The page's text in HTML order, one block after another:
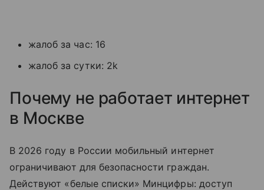
жалоб за час: 16
жалоб за сутки: 2k
Почему не работает интернет
в Москве
В 2026 году в России мобильный интернет
ограничивают для безопасности граждан.
Действуют «белые списки» Минцифры: доступ